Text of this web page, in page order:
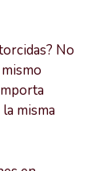
No
misma